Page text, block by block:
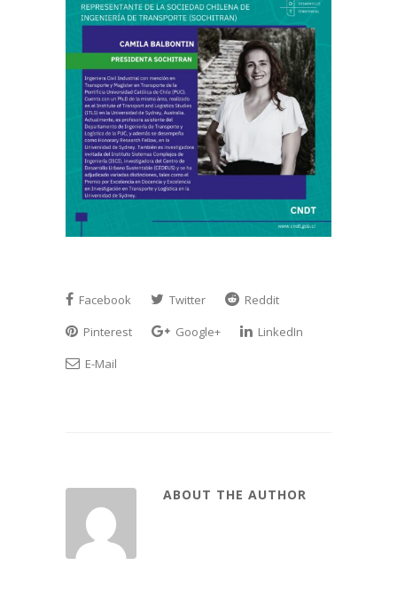
Facebook Twitter
Reddit
Pinterest
Google+
LinkedIn
E-Mail
ABOUT THE AUTHOR